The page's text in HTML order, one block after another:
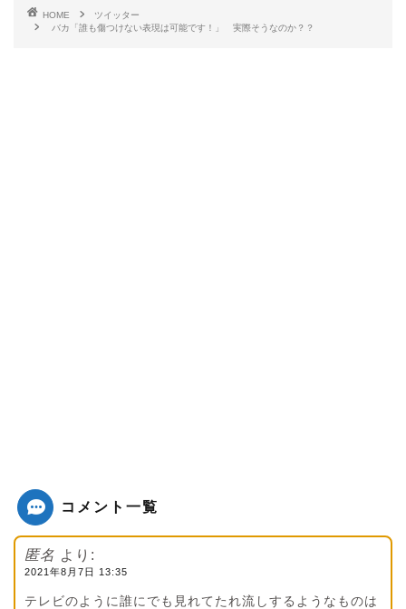
HOME
ツイッター
バカ「誰も傷つけない表現は可能です！」 実際そうなのか？？
コメント一覧
匿名 より:
2021年8月7日 13:35
テレビのように誰にでも見れてたれ流しするようなものは